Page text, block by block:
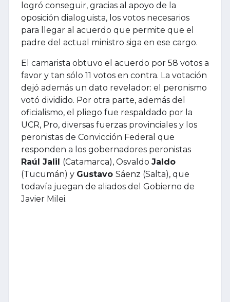
logró conseguir, gracias al apoyo de la
oposición dialoguista, los votos necesarios
para llegar al acuerdo que permite que el
padre del actual ministro siga en ese cargo.
El camarista obtuvo el acuerdo por 58 votos a
favor y tan sólo 11 votos en contra. La votación
dejó además un dato revelador: el peronismo
votó dividido. Por otra parte, además del
oficialismo, el pliego fue respaldado por la
UCR, Pro, diversas fuerzas provinciales y los
peronistas de Convicción Federal que
responden a los gobernadores peronistas
Raúl Jalil (Catamarca), Osvaldo Jaldo
(Tucumán) y Gustavo Sáenz (Salta), que
todavía juegan de aliados del Gobierno de
Javier Milei.